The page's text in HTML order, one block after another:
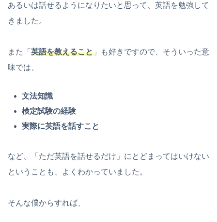
あるいは話せるようになりたいと思って、英語を勉強して
きました。
また「 英語を教えること 」も好きですので、そういった意
味では、
文法知識
検定試験の経験
実際に英語を話すこと
など、「ただ英語を話せるだけ」にとどまってはいけない
ということも、よくわかっていました。
そんな僕からすれば、